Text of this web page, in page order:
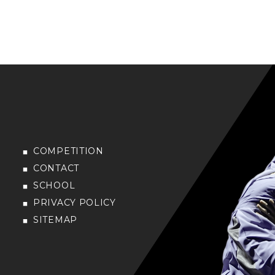
COMPETITION
CONTACT
SCHOOL
PRIVACY POLICY
SITEMAP